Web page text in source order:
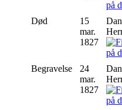
Død
15
mar.
1827
Begravelse
24
mar.
1827